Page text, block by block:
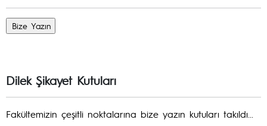
Dilek Şikayet Kutuları
Fakültemizin çeşitli noktalarına bize yazın kutuları takıldı...